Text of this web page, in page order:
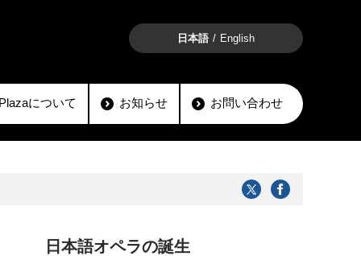
日本語 English
について お知らせ お問い合わせ
日本語オペラの誕生